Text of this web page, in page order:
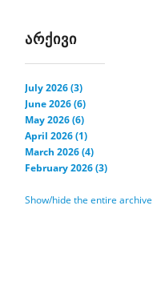
ᲐᲠᲥᲘᲕᲘ
July 2026 (3)
June 2026 (6)
May 2026 (6)
April 2026 (1)
March 2026 (4)
February 2026 (3)
Show/hide the entire archive